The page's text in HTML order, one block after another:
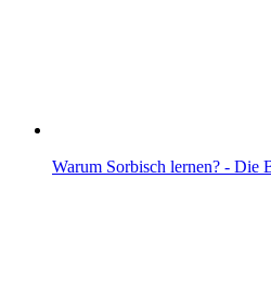
Warum Sorbisch lernen? - Die